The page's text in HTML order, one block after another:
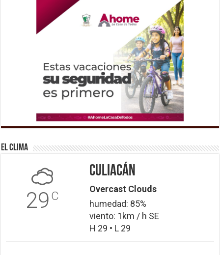
El Clima
29 C
Culiacán
Overcast Clouds
humedad: 85%
viento: 1km / h SE
H 29 • L 29